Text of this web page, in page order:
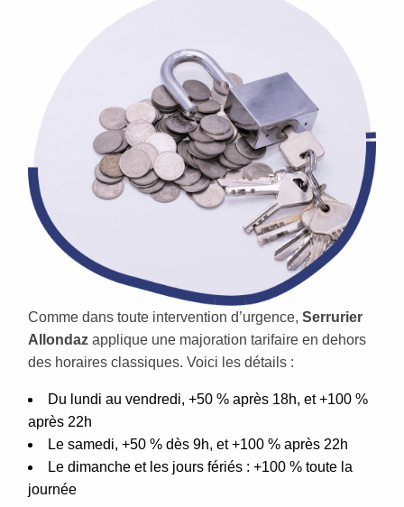
Comme dans toute intervention d’urgence, Serrurier
Allondaz applique une majoration tarifaire en dehors
des horaires classiques. Voici les détails :
Du lundi au vendredi, +50 % après 18h, et +100 %
après 22h
Le samedi, +50 % dès 9h, et +100 % après 22h
Le dimanche et les jours fériés : +100 % toute la
journée